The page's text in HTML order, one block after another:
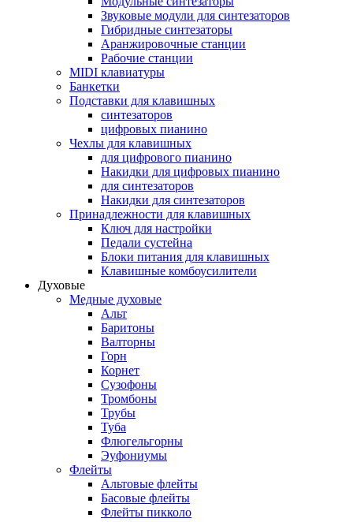
Звуковые модули для синтезаторов
Гибридные синтезаторы
Аранжировочные станции
Рабочие станции
MIDI клавиатуры
Банкетки
Подставки для клавишных
синтезаторов
цифровых пианино
Чехлы для клавишных
для цифрового пианино
Накидки для цифровых пианино
для синтезаторов
Накидки для синтезаторов
Принадлежности для клавишных
Ключ для настройки
Педали сустейна
Блоки питания для клавишных
Клавишные комбоусилители
Духовые
Медные духовые
Альт
Баритоны
Валторны
Горн
Корнет
Сузофоны
Тромбоны
Трубы
Туба
Флюгельгорны
Эуфониумы
Флейты
Альтовые флейты
Басовые флейты
Флейты пикколо